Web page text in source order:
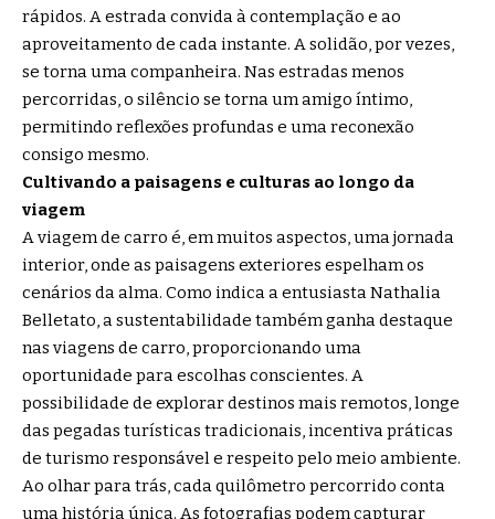
rápidos. A estrada convida à contemplação e ao
aproveitamento de cada instante. A solidão, por vezes,
se torna uma companheira. Nas estradas menos
percorridas, o silêncio se torna um amigo íntimo,
permitindo reflexões profundas e uma reconexão
consigo mesmo.
Cultivando a paisagens e culturas ao longo da
viagem
A viagem de carro é, em muitos aspectos, uma jornada
interior, onde as paisagens exteriores espelham os
cenários da alma. Como indica a entusiasta Nathalia
Belletato, a sustentabilidade também ganha destaque
nas viagens de carro, proporcionando uma
oportunidade para escolhas conscientes. A
possibilidade de explorar destinos mais remotos, longe
das pegadas turísticas tradicionais, incentiva práticas
de turismo responsável e respeito pelo meio ambiente.
Ao olhar para trás, cada quilômetro percorrido conta
uma história única. As fotografias podem capturar